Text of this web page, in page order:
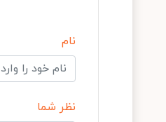
نام
نظر شما